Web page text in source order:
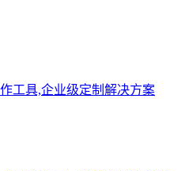
工具,企业级定制解决方案